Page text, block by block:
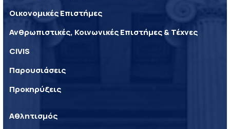
Οικονομικές Επιστήμες
Ανθρωπιστικές, Κοινωνικές Επιστήμες & Τέχνες
CIVIS
Παρουσιάσεις
Προκηρύξεις
Αθλητισμός